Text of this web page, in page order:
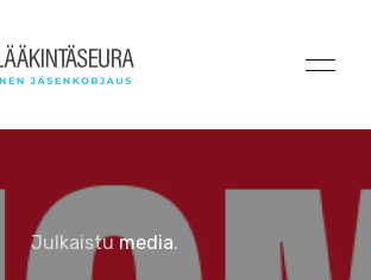
Julkaistumedia.